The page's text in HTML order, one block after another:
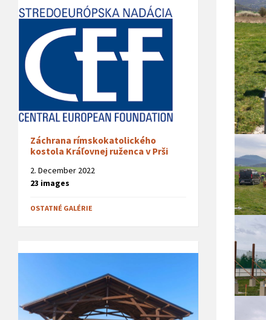
Záchrana rímskokatolického
kostola Kráľovnej ruženca v Prši
2. December 2022
23 images
OSTATNÉ GALÉRIE